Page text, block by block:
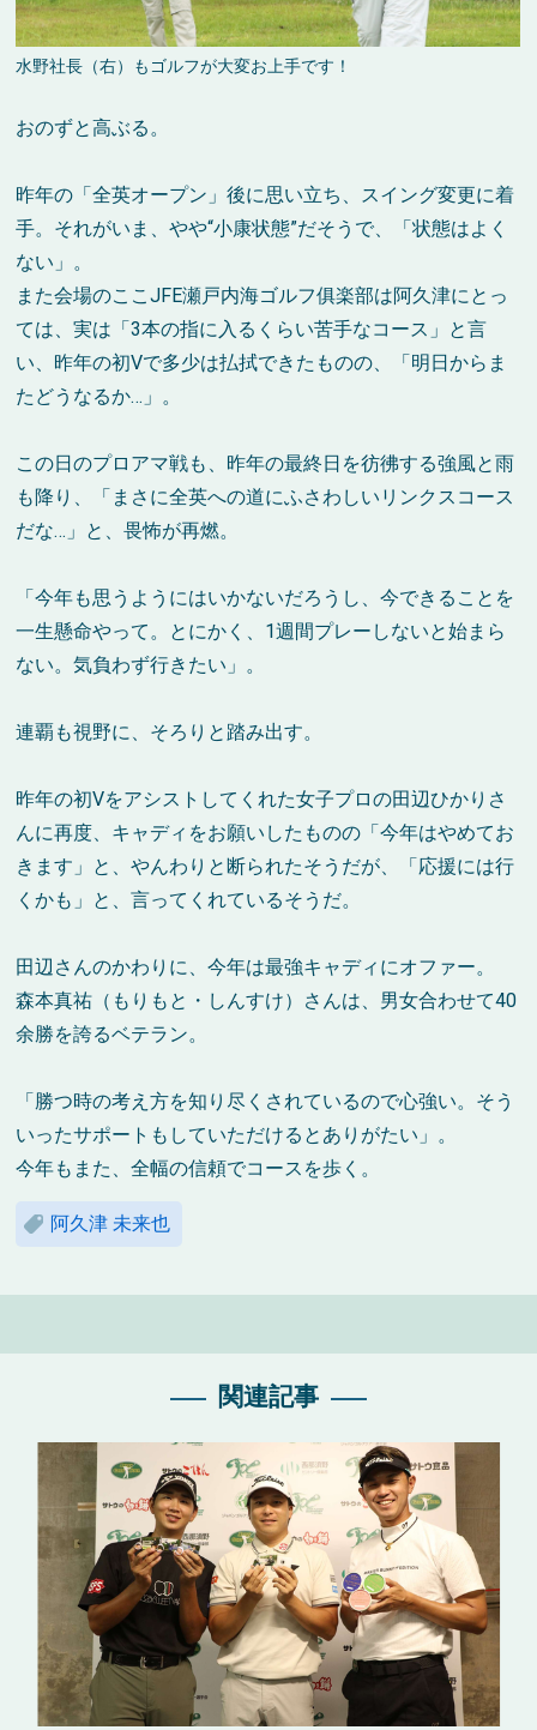
水野社長（右）もゴルフが大変お上手です！
おのずと高ぶる。
昨年の「全英オープン」後に思い立ち、スイング変更に着
手。それがいま、やや“小康状態”だそうで、「状態はよく
ない」。
また会場のここJFE瀬戸内海ゴルフ俱楽部は阿久津にとっ
ては、実は「3本の指に入るくらい苦手なコース」と言
い、昨年の初Vで多少は払拭できたものの、「明日からま
たどうなるか…」。
この日のプロアマ戦も、昨年の最終日を彷彿する強風と雨
も降り、「まさに全英への道にふさわしいリンクスコース
だな…」と、畏怖が再燃。
「今年も思うようにはいかないだろうし、今できることを
一生懸命やって。とにかく、1週間プレーしないと始まら
ない。気負わず行きたい」。
連覇も視野に、そろりと踏み出す。
昨年の初Vをアシストしてくれた女子プロの田辺ひかりさ
んに再度、キャディをお願いしたものの「今年はやめてお
きます」と、やんわりと断られたそうだが、「応援には行
くかも」と、言ってくれているそうだ。
田辺さんのかわりに、今年は最強キャディにオファー。
森本真祐（もりもと・しんすけ）さんは、男女合わせて40
余勝を誇るベテラン。
「勝つ時の考え方を知り尽くされているので心強い。そう
いったサポートもしていただけるとありがたい」。
今年もまた、全幅の信頼でコースを歩く。
阿久津 未来也
関連記事